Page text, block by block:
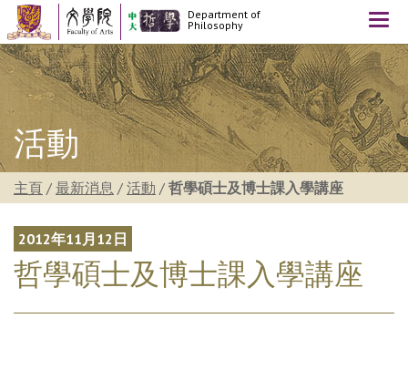
Department of
Philosophy
活動
主頁 / 最新消息 / 活動 / 哲學碩士及博士課入學講座
2012年11月12日
哲學碩士及博士課入學講座